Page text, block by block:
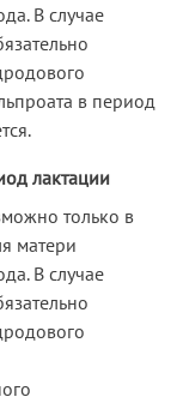
В случае
в период
лактации
только в
матери
В случае